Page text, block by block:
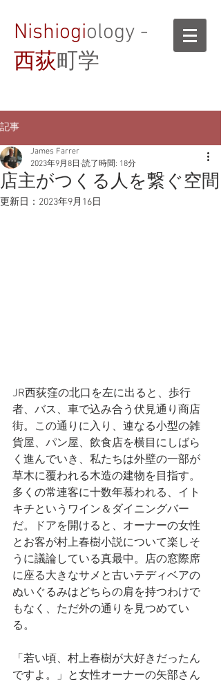
Nishiogiology -
西荻町学
記事
店主がつくる人を繋ぐ空間
James Farrer
2023年9月8日 読了時間: 18分
更新日： 2023年9月16日
JR西荻窪の北口を左に出ると、歩行
者、バス、車で込み合う伏見通り商店
街。この通りに入り、連なる小型の雑
貨屋、パン屋、飲食店を横目にしばら
く進んでいき、私たちは外壁の一部が
草木に覆われる木造の建物を目指す。
多くの常連客に十数年慕われる、イト
キチというワイン＆ダイニングバー
だ。ドアを開けると、オーナーの女性
とお客が村上春樹小説について楽しそ
うに議論している真最中。店の窓際席
に座る大きなサメと古いテディベアの
ぬいぐるみはどちらの肩を持つわけで
もなく、ただ外の通りを見つめてい
る。
「若い頃、村上春樹が大好きだったん
ですよ。」と女性オーナーの矢部さん